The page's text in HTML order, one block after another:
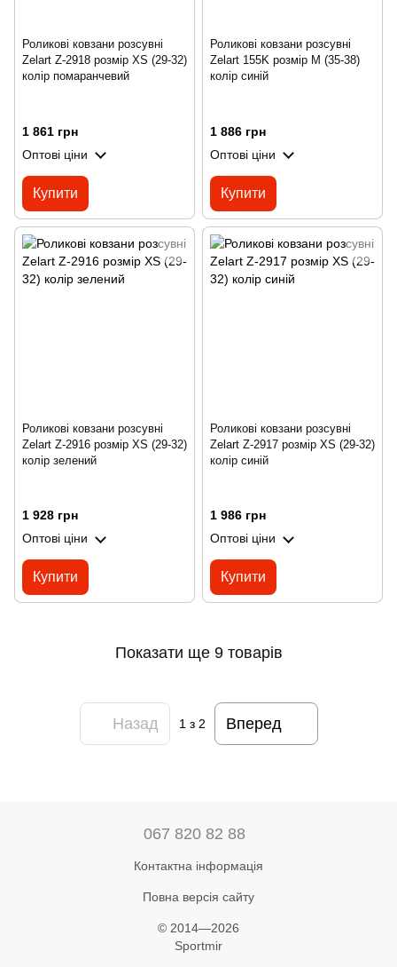
Роликові ковзани розсувні
Zelart Z-2918 розмір XS (29-32)
колір помаранчевий
1 861 грн
Оптові ціни
Купити
Роликові ковзани розсувні
Zelart 155K розмір M (35-38)
колір синій
1 886 грн
Оптові ціни
Купити
Роликові ковзани розсувні
Zelart Z-2916 розмір XS (29-32)
колір зелений
1 928 грн
Оптові ціни
Купити
Роликові ковзани розсувні
Zelart Z-2917 розмір XS (29-32)
колір синій
1 986 грн
Оптові ціни
Купити
Показати ще 9 товарів
Назад 1з 2 Вперед
067 820 82 88
Контактна інформація
Повна версія сайту
© 2014—2026
Sportmir